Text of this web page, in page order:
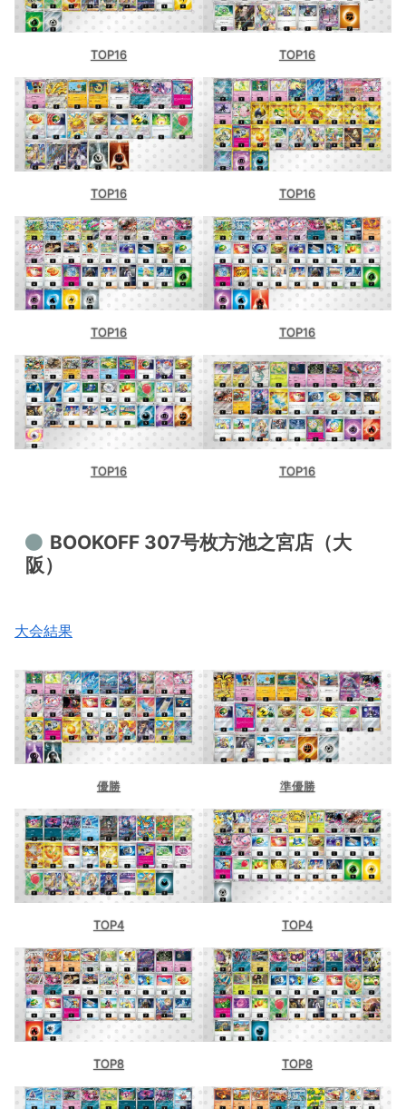
TOP16 TOP16
TOP16 TOP16
TOP16 TOP16
TOP16 TOP16
BOOKOFF 307号枚方池之宮店（大
阪）
大会結果
優勝 準優勝
TOP4 TOP4
TOP8 TOP8